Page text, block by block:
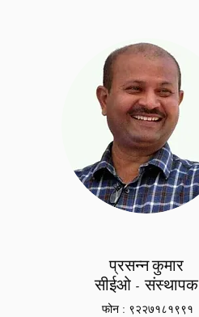
प्रसन्न कुमार
सीईओ - संस्थापक
फोन : ९२२७१८१९९१